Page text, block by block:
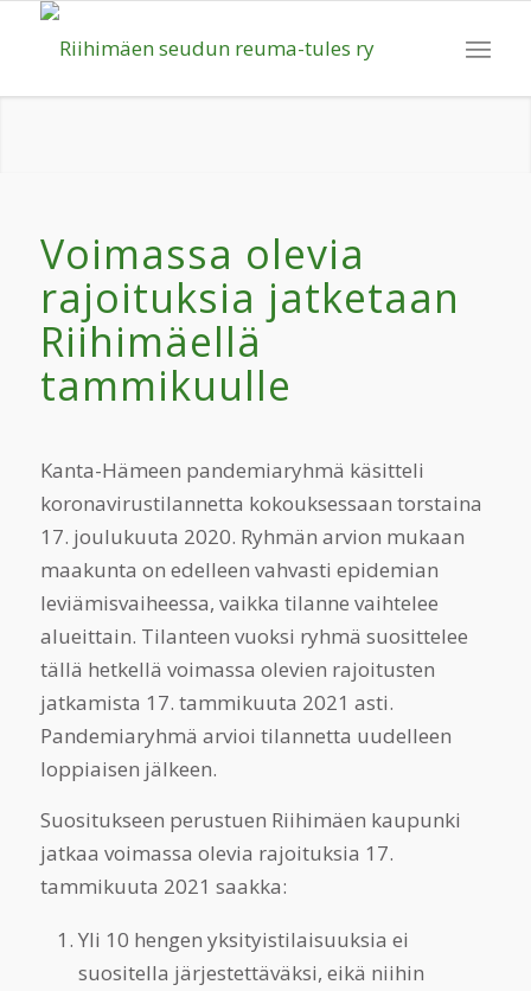
Voimassa olevia
rajoituksia jatketaan
Riihimäellä
tammikuulle
Kanta-Hämeen pandemiaryhmä käsitteli
koronavirustilannetta kokouksessaan torstaina
17. joulukuuta 2020. Ryhmän arvion mukaan
maakunta on edelleen vahvasti epidemian
leviämisvaiheessa, vaikka tilanne vaihtelee
alueittain. Tilanteen vuoksi ryhmä suosittelee
tällä hetkellä voimassa olevien rajoitusten
jatkamista 17. tammikuuta 2021 asti.
Pandemiaryhmä arvioi tilannetta uudelleen
loppiaisen jälkeen.
Suositukseen perustuen Riihimäen kaupunki
jatkaa voimassa olevia rajoituksia 17.
tammikuuta 2021 saakka:
Yli 10 hengen yksityistilaisuuksia ei
suositella järjestettäväksi, eikä niihin